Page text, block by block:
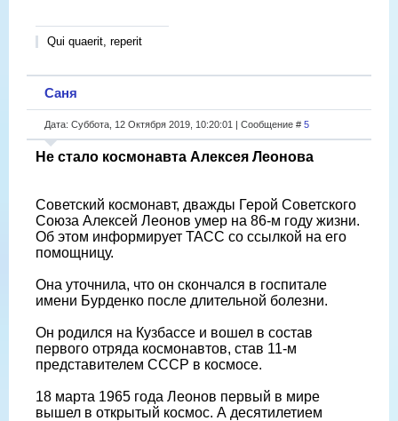
Qui quaerit, reperit
Саня
Дата: Суббота, 12 Октября 2019, 10:20:01 | Сообщение # 5
Не стало космонавта Алексея Леонова
Советский космонавт, дважды Герой Советского
Союза Алексей Леонов умер на 86-м году жизни.
Об этом информирует ТАСС со ссылкой на его
помощницу.
Она уточнила, что он скончался в госпитале
имени Бурденко после длительной болезни.
Он родился на Кузбассе и вошел в состав
первого отряда космонавтов, став 11-м
представителем СССР в космосе.
18 марта 1965 года Леонов первый в мире
вышел в открытый космос. А десятилетием